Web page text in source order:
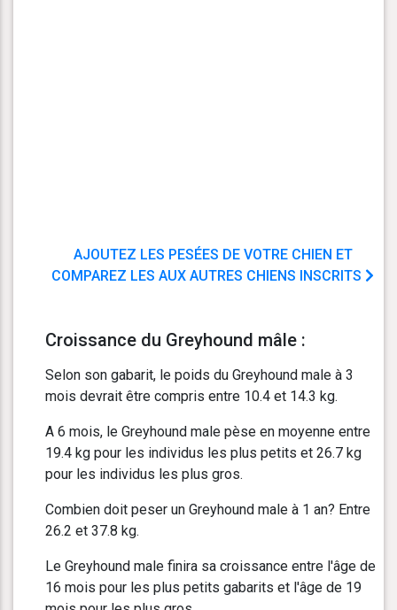
AJOUTEZ LES PESÉES DE VOTRE CHIEN ET
COMPAREZ LES AUX AUTRES CHIENS INSCRITS
Croissance du Greyhound mâle :
Selon son gabarit, le poids du Greyhound male à 3
mois devrait être compris entre 10.4 et 14.3 kg.
A 6 mois, le Greyhound male pèse en moyenne entre
19.4 kg pour les individus les plus petits et 26.7 kg
pour les individus les plus gros.
Combien doit peser un Greyhound male à 1 an? Entre
26.2 et 37.8 kg.
Le Greyhound male finira sa croissance entre l'âge de
16 mois pour les plus petits gabarits et l'âge de 19